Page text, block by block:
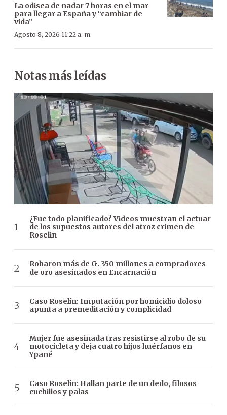
La odisea de nadar 7 horas en el mar
para llegar a España y “cambiar de
vida”
Agosto 8, 2026 11:22 a. m.
Notas más leídas
¿Fue todo planificado? Videos muestran el actuar
de los supuestos autores del atroz crimen de
Roselin
Robaron más de G. 350 millones a compradores
de oro asesinados en Encarnación
Caso Roselín: Imputación por homicidio doloso
apunta a premeditación y complicidad
Mujer fue asesinada tras resistirse al robo de su
motocicleta y deja cuatro hijos huérfanos en
Ypané
Caso Roselín: Hallan parte de un dedo, filosos
cuchillos y palas